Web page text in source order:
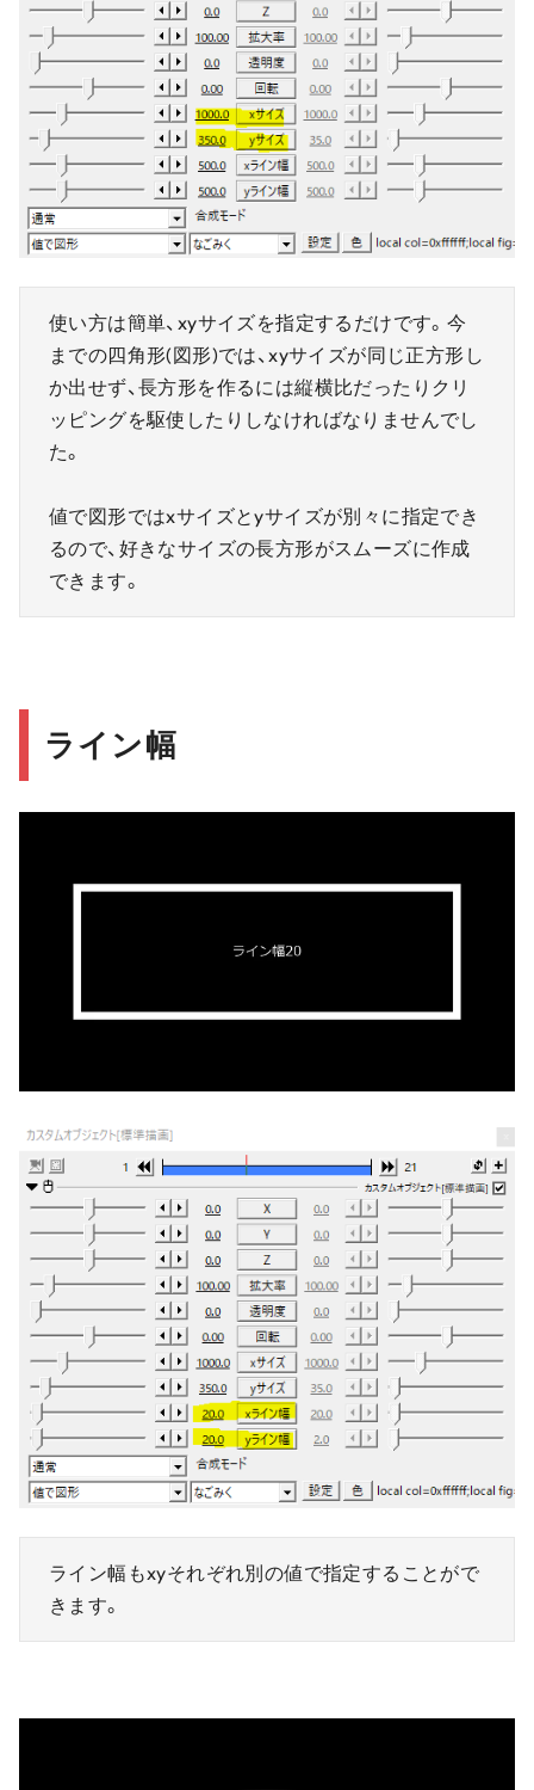
使い方は簡単、xyサイズを指定するだけです。今
までの四角形(図形)では、xyサイズが同じ正方形し
か出せず、長方形を作るには縦横比だったりクリ
ッピングを駆使したりしなければなりませんでし
た。
値で図形ではxサイズとyサイズが別々に指定でき
るので、好きなサイズの長方形がスムーズに作成
できます。
ライン幅
ライン幅もxyそれぞれ別の値で指定することがで
きます。